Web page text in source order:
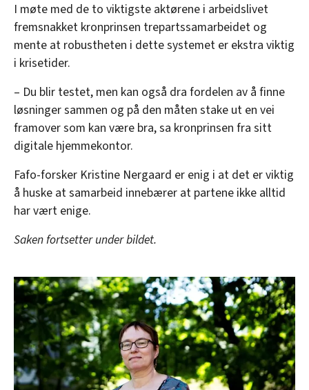
I møte med de to viktigste aktørene i arbeidslivet
fremsnakket kronprinsen trepartssamarbeidet og
mente at robustheten i dette systemet er ekstra viktig
i krisetider.
– Du blir testet, men kan også dra fordelen av å finne
løsninger sammen og på den måten stake ut en vei
framover som kan være bra, sa kronprinsen fra sitt
digitale hjemmekontor.
Fafo-forsker Kristine Nergaard er enig i at det er viktig
å huske at samarbeid innebærer at partene ikke alltid
har vært enige.
Saken fortsetter under bildet.